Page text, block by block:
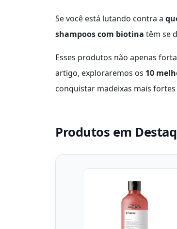
Se você está lutando contra a
shampoos com biotina têm se
Esses produtos não apenas
artigo, exploraremos os 10
conquistar madeixas mais
Produtos em